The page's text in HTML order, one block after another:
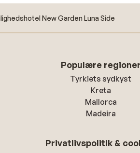
New Garden Luna Side
Populære regioner
Tyrkiets sydkyst
Kreta
Mallorca
Madeira
Privatlivspolitik &